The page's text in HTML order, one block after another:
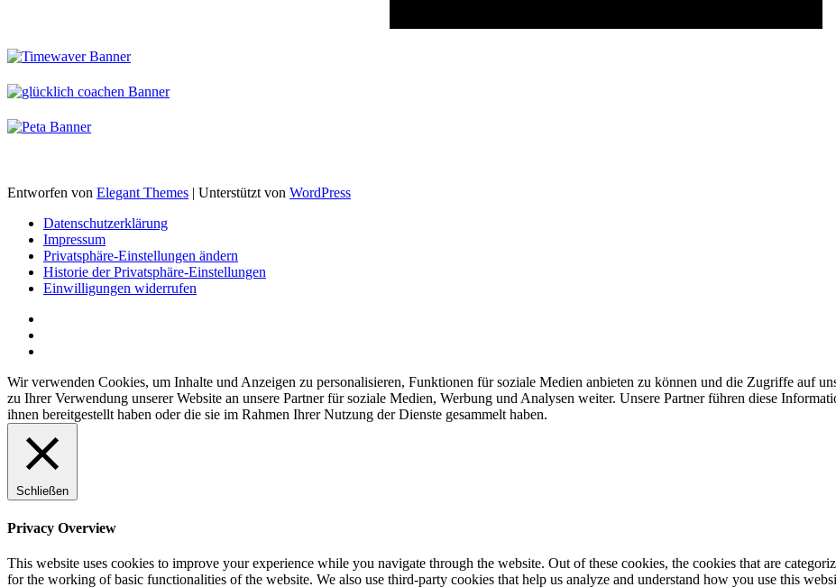
Entworfen von Elegant Themes | Unterstützt von WordPress
Datenschutzerklärung
Impressum
Privatsphäre-Einstellungen ändern
Historie der Privatsphäre-Einstellungen
Einwilligungen widerrufen
Wir verwenden Cookies, um Inhalte und Anzeigen zu personalisieren, Funktionen für soziale Medien anbieten zu können und die Zugriffe auf
zu Ihrer Verwendung unserer Website an unsere Partner für soziale Medien, Werbung und Analysen weiter. Unsere Partner führen diese
ihnen bereitgestellt haben oder die sie im Rahmen Ihrer Nutzung der Dienste gesammelt haben.
Schließen
Privacy Overview
This website uses cookies to improve your experience while you navigate through the website. Out of these cookies, the cookies that are
for the working of basic functionalities of the website. We also use third-party cookies that help us analyze and understand how you use this